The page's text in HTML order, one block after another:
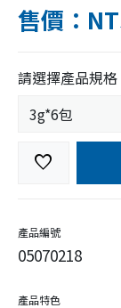
售價：
請選擇產品規格
favorite
產品編號
05070218
產品特色